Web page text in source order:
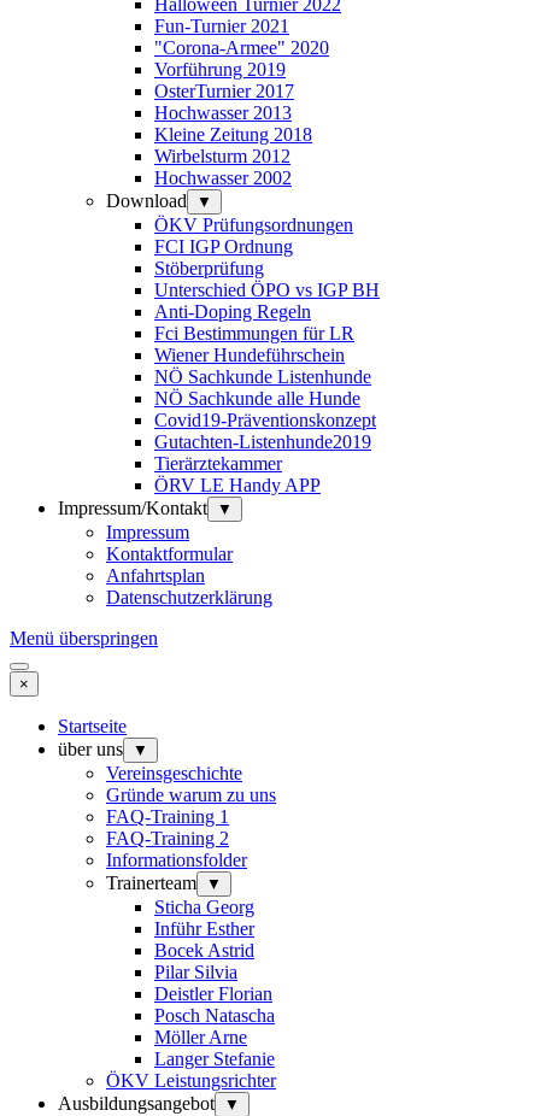
Halloween Turnier 2022
Fun-Turnier 2021
"Corona-Armee" 2020
Vorführung 2019
OsterTurnier 2017
Hochwasser 2013
Kleine Zeitung 2018
Wirbelsturm 2012
Hochwasser 2002
Download
▼
ÖKV Prüfungsordnungen
FCI IGP Ordnung
Stöberprüfung
Unterschied ÖPO vs IGP BH
Anti-Doping Regeln
Fci Bestimmungen für LR
Wiener Hundeführschein
NÖ Sachkunde Listenhunde
NÖ Sachkunde alle Hunde
Covid19-Präventionskonzept
Gutachten-Listenhunde2019
Tierärztekammer
ÖRV LE Handy APP
Impressum/Kontakt
▼
Impressum
Kontaktformular
Anfahrtsplan
Datenschutzerklärung
Menü überspringen
×
Startseite
über uns
▼
Vereinsgeschichte
Gründe warum zu uns
FAQ-Training 1
FAQ-Training 2
Informationsfolder
Trainerteam
▼
Sticha Georg
Inführ Esther
Bocek Astrid
Pilar Silvia
Deistler Florian
Posch Natascha
Möller Arne
Langer Stefanie
ÖKV Leistungsrichter
Ausbildungsangebot
▼